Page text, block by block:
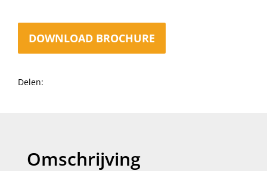
DOWNLOAD BROCHURE
Delen:
Omschrijving